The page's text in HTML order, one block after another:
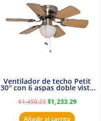
Ventilador de techo Petit
30″ con 6 aspas doble vista
Satinado Masterfan
$1,450.23
$1,450.23.
$1,233.29
Añadir al carrito